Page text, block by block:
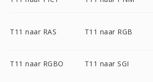
T11 naar RAS T11 naar RGB
T11 naar RGBO T11 naar SGI